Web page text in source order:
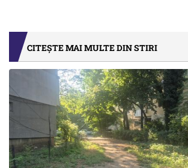
CITEȘTE MAI MULTE DIN STIRI